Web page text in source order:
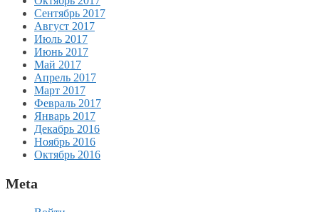
Сентябрь 2017
Август 2017
Июль 2017
Июнь 2017
Май 2017
Апрель 2017
Март 2017
Февраль 2017
Январь 2017
Декабрь 2016
Ноябрь 2016
Октябрь 2016
Meta